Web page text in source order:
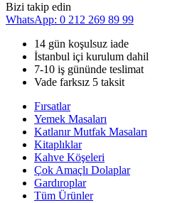
Bizi takip edin
WhatsApp: 0 212 269 89 99
14 gün koşulsuz iade
İstanbul içi kurulum dahil
7-10 iş gününde teslimat
Vade farksız 5 taksit
Fırsatlar
Yemek Masaları
Katlanır Mutfak Masaları
Kitaplıklar
Kahve Köşeleri
Çok Amaçlı Dolaplar
Gardıroplar
Tüm Ürünler